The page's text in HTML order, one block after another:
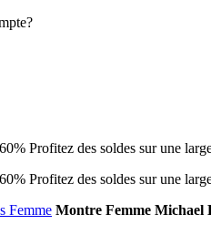
Profitez des soldes sur une
Profitez des soldes sur une
Femme Montre Femme Michael